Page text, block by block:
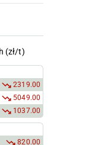
(zł/t)
2319.00
5049.00
1037.00
820.00